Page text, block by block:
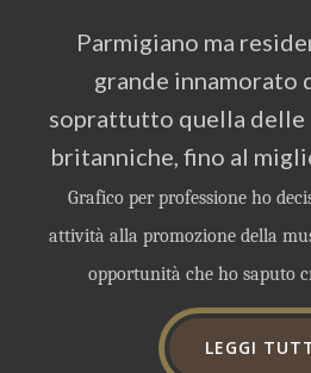
Parmigiano ma
grande innamorato
soprattutto quella delle
britanniche, fino al
Grafico per professione ho
attività alla promozione della
opportunità che ho saputo
LEGGI